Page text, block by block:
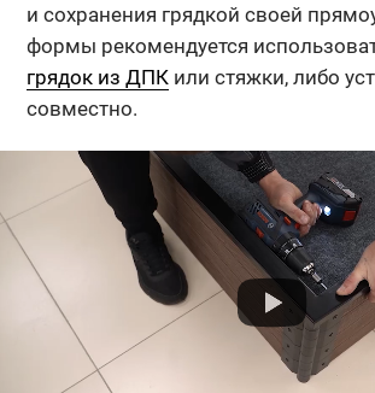
и сохранения грядкой своей
формы рекомендуется
грядок из ДПКили стяжки, либо
совместно.